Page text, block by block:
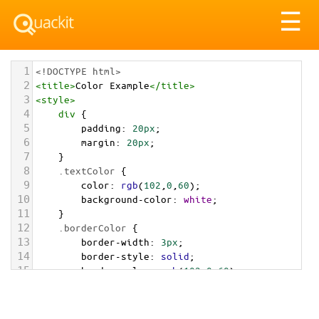
☰
1 <!DOCTYPE html>
2 <title>Color Example</title>
3 <style>
4 div {
5 padding: 20px;
6 margin: 20px;
7 }
8 .textColor {
9 color: rgb(102 0 60);
10 background-color: white;
11 }
12 .borderColor {
13 border-width: 3px;
14 border-style: solid;
15 border-color: rgb(102,0,60);